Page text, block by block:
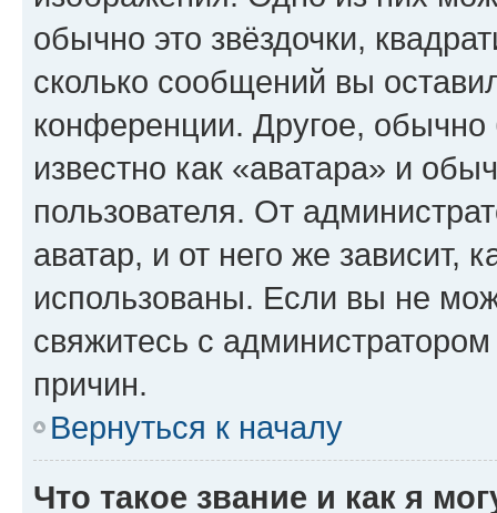
обычно это звёздочки,
сколько сообщений вы
конференции. Другое,
известно как «аватара» и
пользователя. От
аватар, и от него же зависит,
использованы. Если вы не
свяжитесь с
причин.
Вернуться к началу
Что такое звание и как я